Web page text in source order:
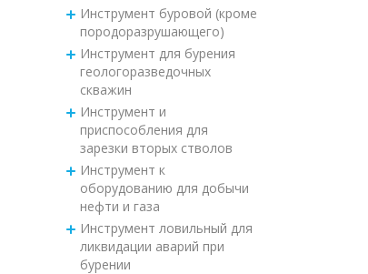
Инструмент буровой (кроме
породоразрушающего)
Инструмент для бурения
геологоразведочных
скважин
Инструмент и
приспособления для
зарезки вторых стволов
Инструмент к
оборудованию для добычи
нефти и газа
Инструмент ловильный для
ликвидации аварий при
бурении